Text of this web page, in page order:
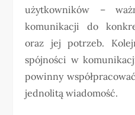
użytkowników –
komunikacji do
oraz jej potrzeb.
spójności w
powinny
jednolitą wiadomość.